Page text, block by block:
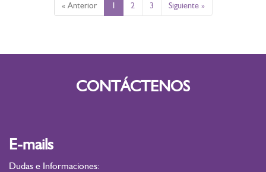
« Anterior 1 2 3 Siguiente »
CONTÁCTENOS
E-mails
Dudas e Informaciones: